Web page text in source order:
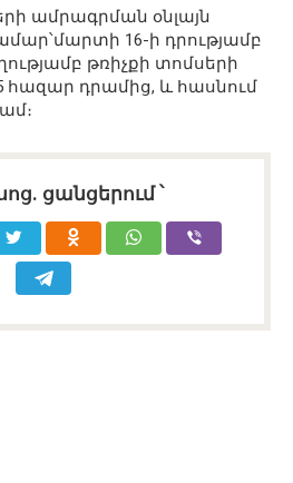
ամրագրման օնլայն
16-ի դրությամբ
թռիչքի տոմսերի
հազար դրամից, և հասնում
ցանցերում ՝